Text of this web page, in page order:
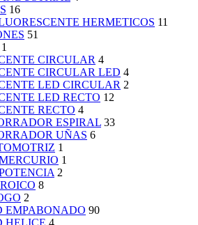
16
HERMETICOS 11
51
1
CIRCULAR 4
CIRCULAR LED 4
LED CIRCULAR 2
LED RECTO 12
RECTO 4
ESPIRAL 33
UÑAS 6
1
1
2
8
2
EMPABONADO 90
HELICE 4